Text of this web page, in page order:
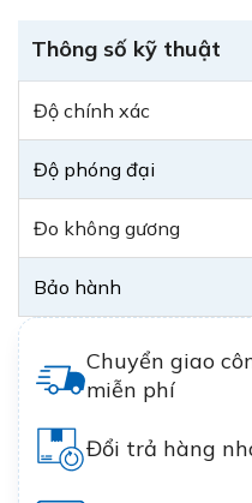
Thông số kỹ thuật
Độ chính xác
Độ phóng đại
Đo không gương
Bảo hành
Chuyển giao
miễn phí
Đổi trả hàng